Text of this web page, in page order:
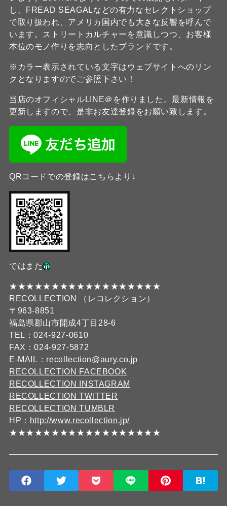
し、FREAD SEAGALなどの有力なセレクトショップ
で取り扱われ、アメリカ国内でも大きな反響を呼んで
います。ストリートカルチャーを意識しつつ、お客様
本位のモノ作りを志向としたブランドです。
※カラー表示されている文字はウェブサイトへのリン
クとなりますのでご参照下さい！
当店のオフィシャルLINE＠を作りました。最新情報を
更新しますので、是非お友達登録をお願い致します。
QRコードでの登録はこちらより↓
ではまた
★★★★★★★★★★★★★★★★★★
RECOLLECTION （レコレクション）
〒963-8851
福島県郡山市開成4丁目28-6
TEL：024-927-0610
FAX：024-927-5872
E-MAIL：recollection@aury.co.jp
RECOLLECTION FACEBOOK
RECOLLECTION INSTAGRAM
RECOLLECTION TWITTER
RECOLLECTION TUMBLR
HP： http://www.recollection.jp/
★★★★★★★★★★★★★★★★★★